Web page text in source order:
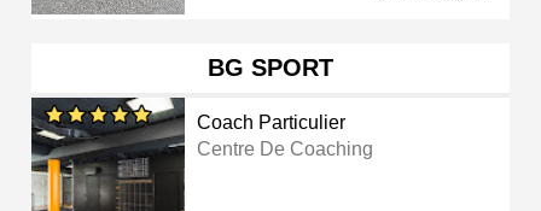
BG SPORT
Coach Particulier
Centre De Coaching